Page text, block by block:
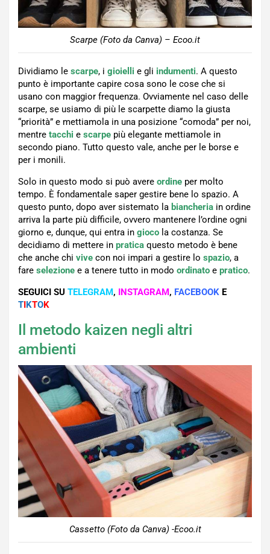
Scarpe (Foto da Canva) – Ecoo.it
Dividiamo le scarpe, i gioielli e gli indumenti. A questo
punto è importante capire cosa sono le cose che si
usano con maggior frequenza. Ovviamente nel caso delle
scarpe, se usiamo di più le scarpette diamo la giusta
“priorità” e mettiamola in una posizione “comoda” per noi,
mentre tacchi e scarpe più elegante mettiamole in
secondo piano. Tutto questo vale, anche per le borse e
per i monili.
Solo in questo modo si può avere ordine per molto
tempo. È fondamentale saper gestire bene lo spazio. A
questo punto, dopo aver sistemato la biancheria in ordine
arriva la parte più difficile, ovvero mantenere l’ordine ogni
giorno e, dunque, qui entra in gioco la costanza. Se
decidiamo di mettere in pratica questo metodo è bene
che anche chi vive con noi impari a gestire lo spazio, a
fare selezione e a tenere tutto in modo ordinato e pratico.
SEGUICI SU TELEGRAM, INSTAGRAM, FACEBOOK E
TIKTOK
Il metodo kaizen negli altri
ambienti
Cassetto (Foto da Canva) -Ecoo.it